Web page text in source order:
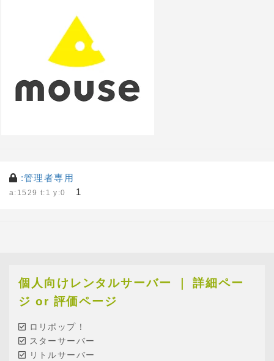
:管理者専用
a:1529 t:1 y:0 1
個人向けレンタルサーバー ｜ 詳細ペー
ジ or 評価ページ
ロリポップ！
スターサーバー
リトルサーバー